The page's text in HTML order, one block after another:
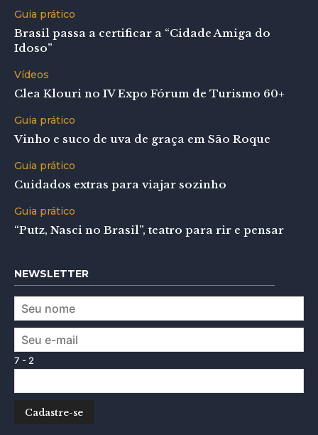
Guia prático
Brasil passa a certificar a “Cidade Amiga do
Idoso”
Vídeos
Clea Klouri no IV Expo Fórum de Turismo 60+
Guia prático
Vinho e suco de uva de graça em São Roque
Guia prático
Cuidados extras para viajar sozinho
Guia prático
“Putz, Nasci no Brasil”, teatro para rir e pensar
NEWSLETTER
7 - 2